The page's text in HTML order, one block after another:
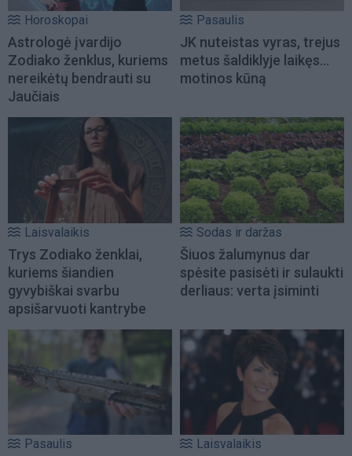
Horoskopai
Astrologė įvardijo
Zodiako ženklus, kuriems
nereikėtų bendrauti su
Jaučiais
Pasaulis
JK nuteistas vyras, trejus
metus šaldiklyje laikęs...
motinos kūną
Laisvalaikis
Trys Zodiako ženklai,
kuriems šiandien
gyvybiškai svarbu
apsišarvuoti kantrybe
Sodas ir daržas
Šiuos žalumynus dar
spėsite pasisėti ir sulaukti
derliaus: verta įsiminti
Pasaulis Laisvalaikis